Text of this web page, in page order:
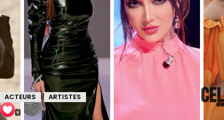
ACTEURS , ARTISTES